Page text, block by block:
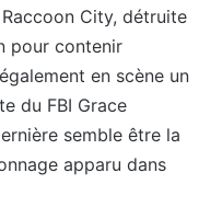
City, détruite
pour contenir
en scène un
du FBI Grace
semble être la
apparu dans